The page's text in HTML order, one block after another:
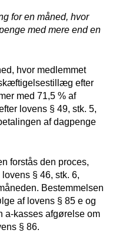
for en måned, hvor
med mere end en
hvor medlemmet
efter
med 71,5 % af
lovens § 49, stk. 5,
af dagpenge
forstås den proces,
§ 46, stk. 6,
Bestemmelsen
af lovens § 85 e og
a-kasses afgørelse om
§ 86.